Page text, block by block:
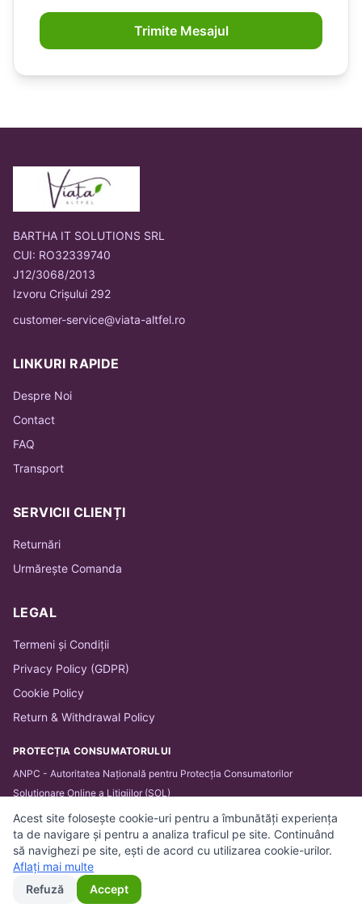
Trimite Mesajul
BARTHA IT SOLUTIONS SRL
CUI: RO32339740
J12/3068/2013
Izvoru Crișului 292
customer-service@viata-altfel.ro
LINKURI RAPIDE
Despre Noi
Contact
FAQ
Transport
SERVICII CLIENȚI
Returnări
Urmărește Comanda
LEGAL
Termeni și Condiții
Privacy Policy (GDPR)
Cookie Policy
Return & Withdrawal Policy
PROTECȚIA CONSUMATORULUI
ANPC - Autoritatea Națională pentru Protecția Consumatorilor
Soluționare Online a Litigiilor (SOL)
© 2026 BARTHA IT SOLUTIONS SRL. Toate drepturile
Acest site folosește cookie-uri pentru a îmbunătăți experiența
ta de navigare și pentru a analiza traficul pe site. Continuând
să navighezi pe site, ești de acord cu utilizarea cookie-urilor.
Aflați mai multe
Refuză
Accept